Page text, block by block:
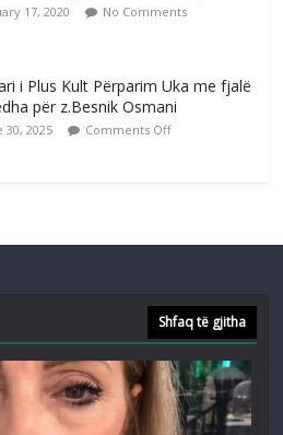
17, 2020 No Comments
i Plus Kult Përparim Uka me fjalë
për z.Besnik Osmani
30, 2025 Comments Off
Shfaq të gjitha